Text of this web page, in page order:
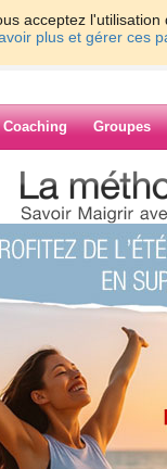
acceptez
plus et gérer ces
Coaching Groupes
> > UNE
dagace
à 12:20
VIENS DE ME DIRE